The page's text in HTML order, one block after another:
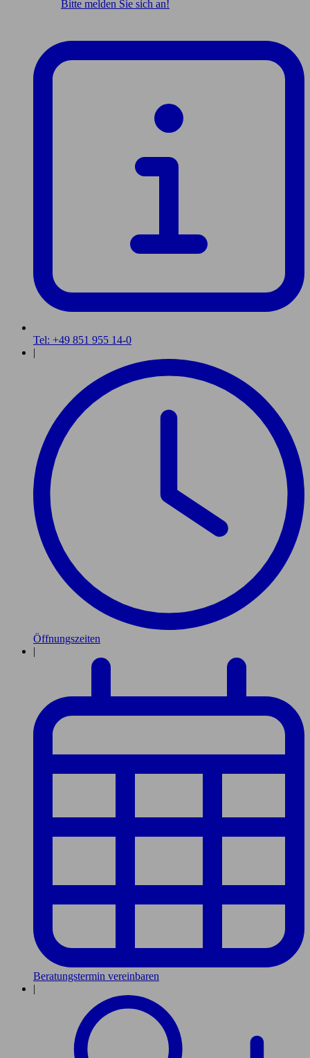
Bitte melden Sie sich an!
Tel: +49 851 955 14-0
|
Öffnungszeiten
|
Beratungstermin vereinbaren
|